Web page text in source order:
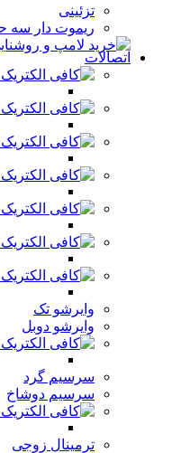
تزئینی
ریموت دار سه
اتصالات
وایرشو تک
وایرشو دوبل
سرسیم گرد
سرسیم دوشاخ
ترمینال زوجی